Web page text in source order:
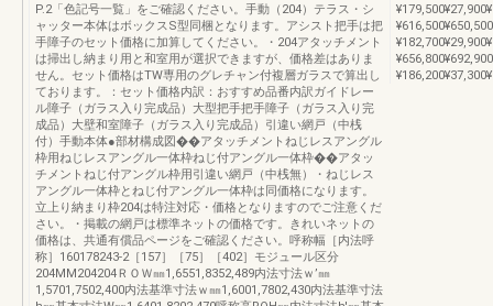
P.2「色記号一覧」をご確認ください。手動（204）テラス・シ
ャッター本体はボックスS型同梱となります。アシスト把手は把
手障子のセット価格に加算してください。・204アタッチメント
は掃出し納まり用と和室用が選択できますが、価格差はありま
せん。セット価格はTW専用のグレチャン付複層ガラスで算出し
ております。：セット価格内訳：おすすめ品番内訳ガイドレー
ル障子（ガラス入り完成品）大型把手把手障子（ガラス入り完
成品）大壁和室障子（ガラス入り完成品）引違い網戸（中桟
付）手動本体●部材構成図��アタッチメントねじレスアングル
枠用ねじレスアングル一体枠ねじ付アングル一体枠��アタッ
チメントねじ付アングル枠用引違い網戸（中桟無）・ねじレス
アングル一体枠とねじ付アングル一体枠は同価格になります。
立上り納まり枠204は特注対応・価格となりますのでご注意くだ
さい。・掲載の網戸は標準ネットの価格です。きれいネットの
価格は、共通有償品ページをご確認ください。呼称幅［内法呼
称］160178243-2［157］［75］［402］モジュール区分
204MM204204ＲＯＷ㎜1,6551,8352,489内法寸法ｗ’㎜
1,5701,7502,400内法基準寸法ｗ㎜1,6001,7802,430内法基準寸法